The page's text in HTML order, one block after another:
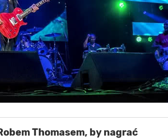
Thomasem, by nagrać